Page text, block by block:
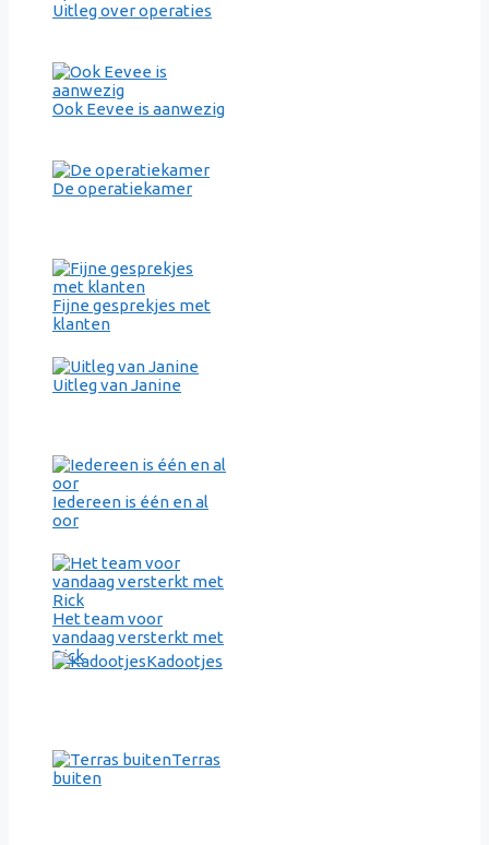
Uitleg over operaties
Ook Eevee is aanwezig
De operatiekamer
Fijne gesprekjes met
klanten
Uitleg van Janine
Iedereen is één en al
oor
Het team voor
vandaag versterkt met
Rick
Kadootjes
Terras
buiten